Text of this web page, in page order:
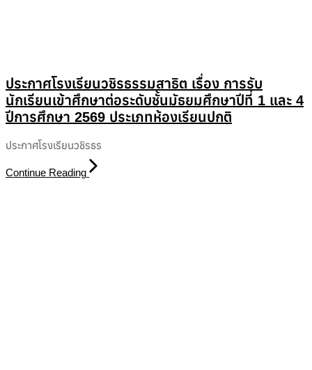
ประกาศโรงเรียนวชิรธรรมสาธิต เรื่อง การรับ
นักเรียนเข้าศึกษาต่อระดับชั้นมัธยมศึกษาปีที่ 1 และ 4
ปีการศึกษา 2569 ประเภทห้องเรียนปกติ
ประกาศโรงเรียนวชิรธร
Continue Reading